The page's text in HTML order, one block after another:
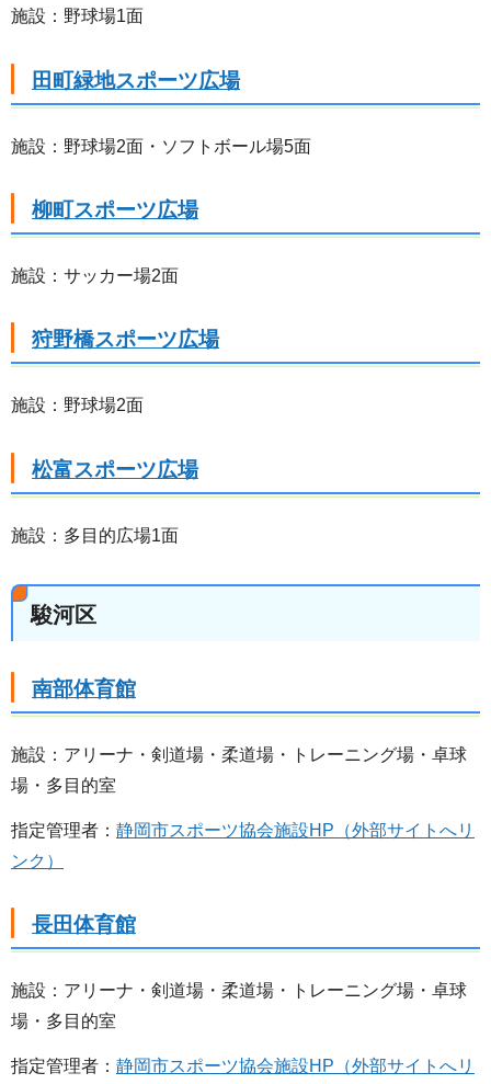
施設：野球場1面
田町緑地スポーツ広場
施設：野球場2面・ソフトボール場5面
柳町スポーツ広場
施設：サッカー場2面
狩野橋スポーツ広場
施設：野球場2面
松富スポーツ広場
施設：多目的広場1面
駿河区
南部体育館
施設：アリーナ・剣道場・柔道場・トレーニング場・卓球
場・多目的室
指定管理者： 静岡市スポーツ協会施設HP（外部サイトへリ
ンク）
長田体育館
施設：アリーナ・剣道場・柔道場・トレーニング場・卓球
場・多目的室
指定管理者： 静岡市スポーツ協会施設HP（外部サイトへリ